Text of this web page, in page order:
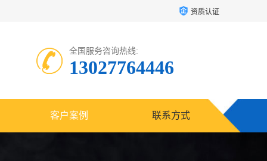
资质认证
全国服务咨询热线:
13027764446
客户案例 联系方式